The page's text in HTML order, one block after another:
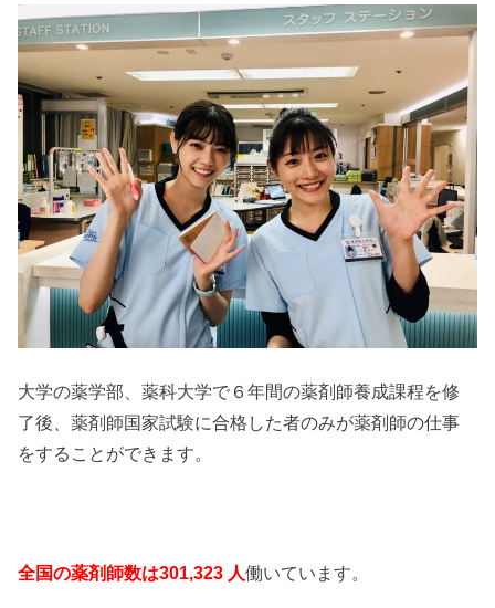
大学の薬学部、薬科大学で６年間の薬剤師養成課程を修
了後、薬剤師国家試験に合格した者のみが薬剤師の仕事
をすることができます。
全国の薬剤師数は301,323 人働いています。